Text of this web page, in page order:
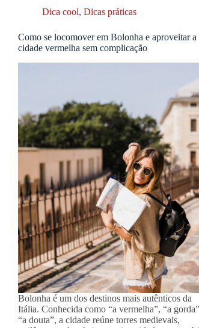
Dica cool, Dicas práticas
Como se locomover em Bolonha e aproveitar a
cidade vermelha sem complicação
Bolonha é um dos destinos mais autênticos da
Itália. Conhecida como “a vermelha”, “a
“a douta”, a cidade reúne torres medievais,